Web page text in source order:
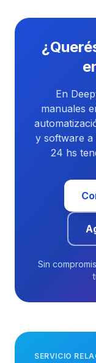
En
manuales
y software a
24 hs
Sin
SERVICIO